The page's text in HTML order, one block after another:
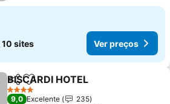
10 sites Ver preços
PartilharAdicionar aos favoritos
BISCARDI HOTEL
4 Estrelas
9,0 Excelente
235